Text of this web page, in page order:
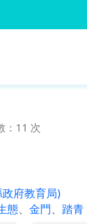
：11 次
府教育局)
態、 金門、 踏青